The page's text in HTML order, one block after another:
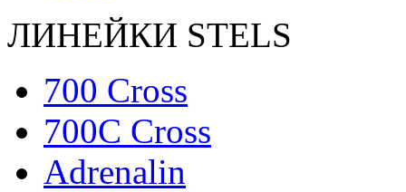
ЛИНЕЙКИ STELS
700 Cross
700C Cross
Adrenalin